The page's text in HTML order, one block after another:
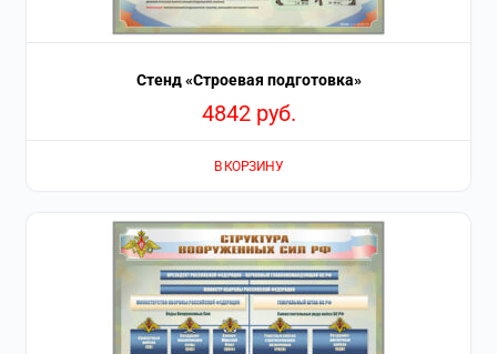
Стенд «Строевая подготовка»
4842 руб.
В КОРЗИНУ